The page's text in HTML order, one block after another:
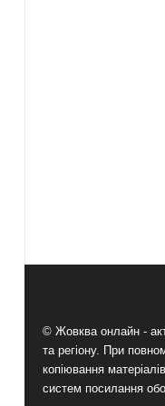
© Жовква онлайн -
та регіону. При
копіювання
систем посилання